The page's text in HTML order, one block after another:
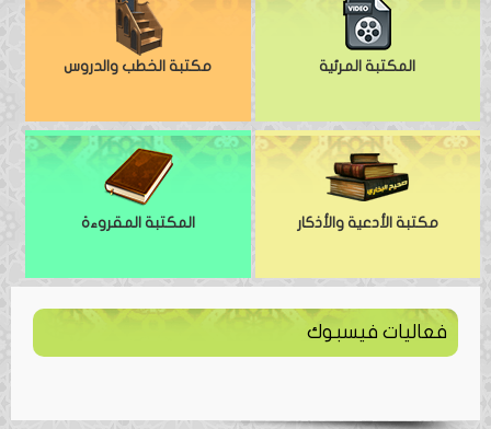
المكتبة المرئية مكتبة الخطب والدروس
مكتبة الأدعية والأذكار المكتبة المقروءة
فعاليات فيسبوك